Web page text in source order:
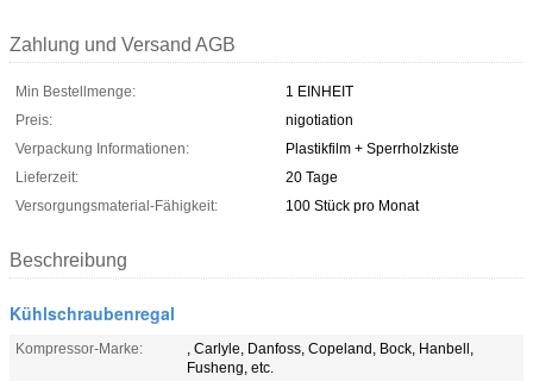
Zahlung und Versand AGB
Min Bestellmenge:
1 EINHEIT
Preis:
nigotiation
Verpackung Informationen:
Plastikfilm + Sperrholzkiste
Lieferzeit:
20 Tage
Versorgungsmaterial-Fähigkeit:
100 Stück pro Monat
Beschreibung
Kühlschraubenregal
Kompressor-Marke:
, Carlyle, Danfoss, Copeland, Bock, Hanbell,
Fusheng, etc.